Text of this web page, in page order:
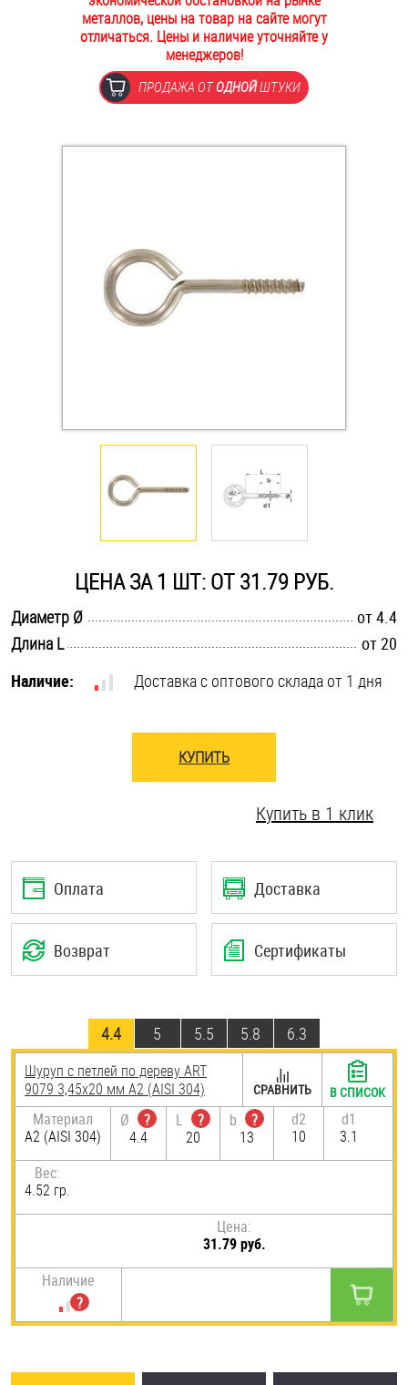
ОПЛАТА И ДОСТАВКА
Втулки
Инструмент
Крюки, кольца с метрической резьбой
Оснастка и аксессуары для яхт
Стопорные кольца
Такелаж
Штифты и пальцы
металлов, цены на товар на сайте могут
отличаться. Цены и наличие уточняйте у
менеджеров!
ПРОДАЖА ОТОДНОЙШТУКИ
ЦЕНА ЗА 1 ШТ: ОТ 31.79 РУБ.
Диаметр Ø
от 4.4
Длина L
от 20
Наличие:
Доставка с оптового склада от 1 дня
КУПИТЬ
Купить в 1 клик
Оплата Доставка
Возврат Сертификаты
4.4 5 5.5 5.8 6.3
Шуруп с петлей по дереву ART
9079 3,45х20 мм А2 (AISI 304)
Материал
А2 (AISI 304)
Ø
?
4.4
L
?
20
b
?
13
d2
10
d1
3.1
Вес:
4.52 гр.
Цена:
31.79 руб.
Наличие
СРАВНИТЬ В СПИСОК